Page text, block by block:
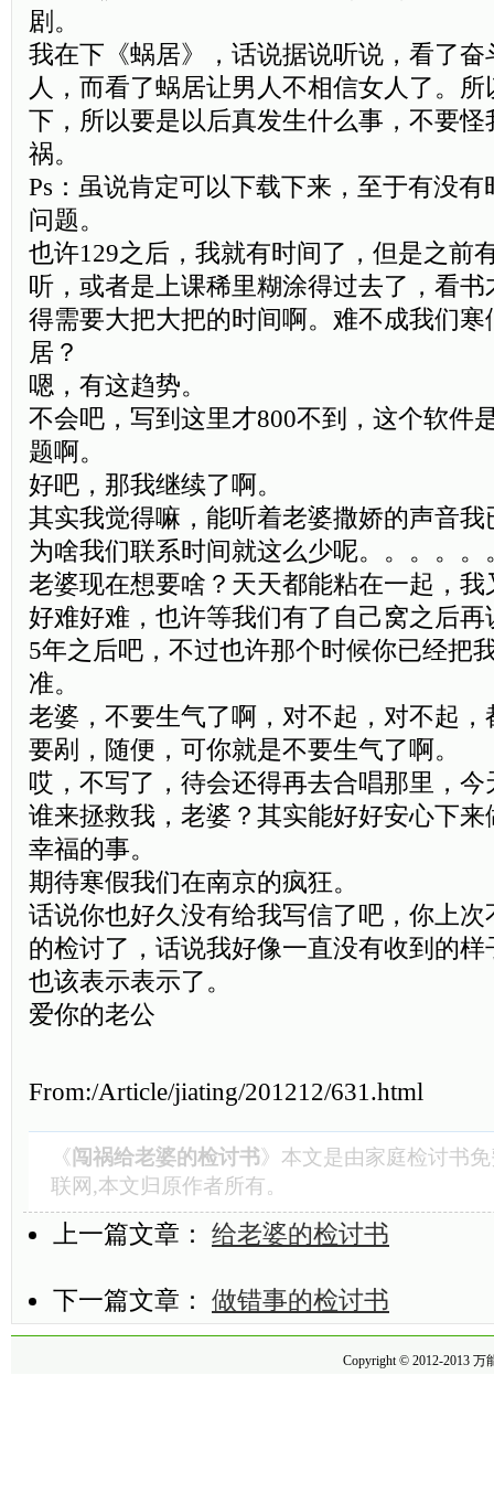
剧。
我在下《蜗居》，话说据说听说，看了
人，而看了蜗居让男人不相信女人了。
下，所以要是以后真发生什么事，不要
祸。
Ps：虽说肯定可以下载下来，至于有没
问题。
也许129之后，我就有时间了，但是之前
听，或者是上课稀里糊涂得过去了，看
得需要大把大把的时间啊。难不成我们
居？
嗯，有这趋势。
不会吧，写到这里才800不到，这个软件
题啊。
好吧，那我继续了啊。
其实我觉得嘛，能听着老婆撒娇的声音
为啥我们联系时间就这么少呢。。。。
老婆现在想要啥？天天都能粘在一起，
好难好难，也许等我们有了自己窝之后
5年之后吧，不过也许那个时候你已经把
准。
老婆，不要生气了啊，对不起，对不起
要剐，随便，可你就是不要生气了啊。
哎，不写了，待会还得再去合唱那里，
谁来拯救我，老婆？其实能好好安心下
幸福的事。
期待寒假我们在南京的疯狂。
话说你也好久没有给我写信了吧，你上次
的检讨了，话说我好像一直没有收到的
也该表示表示了。
爱你的老公
From:/Article/jiating/201212/631.html
《 闯祸给老婆的检讨书》本文是由家庭检讨书
联网,本文归原作者所有。
上一篇文章： 给老婆的检讨书
下一篇文章： 做错事的检讨书
Copyright © 2012-2013 万